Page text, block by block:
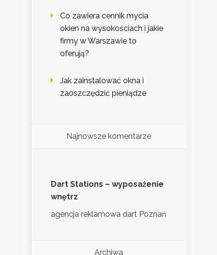
Co zawiera cennik mycia
okien na wysokościach i jakie
firmy w Warszawie to
oferują?
Jak zainstalować okna i
zaoszczędzić pieniądze
Najnowsze komentarze
Dart Stations – wyposażenie
wnętrz
agencja reklamowa dart Poznań
Archiwa